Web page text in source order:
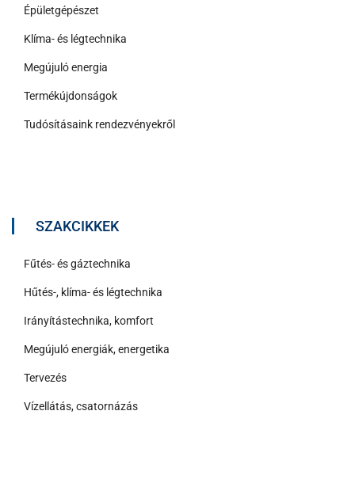
Épületgépészet
Klíma- és légtechnika
Megújuló energia
Termékújdonságok
Tudósításaink rendezvényekről
SZAKCIKKEK
Fűtés- és gáztechnika
Hűtés-, klíma- és légtechnika
Irányítástechnika, komfort
Megújuló energiák, energetika
Tervezés
Vízellátás, csatornázás